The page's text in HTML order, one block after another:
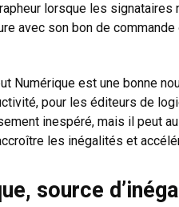
lorsque les signataires
avec son bon de
Numérique est une bonne
pour les éditeurs de
inespéré, mais il peut
les inégalités et
source